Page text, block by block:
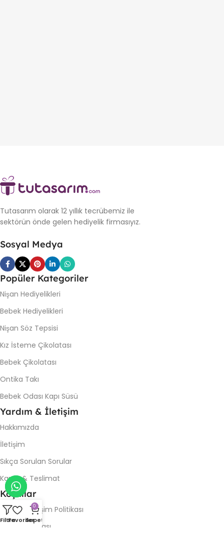
Tutasarım olarak 12 yıllık tecrübemiz ile
sektörün önde gelen hediyelik firmasıyız.
Sosyal Medya
Popüler Kategoriler
Nişan Hediyelikleri
Bebek Hediyelikleri
Nişan Söz Tepsisi
Kız İsteme Çikolatası
Bebek Çikolatası
Ontika Takı
Bebek Odası Kapı Süsü
Yardım & İletişim
Hakkımızda
İletişim
Sıkça Sorulan Sorular
Kargo & Teslimat
Koşullar
İade & Değişim Politikası
Gizlilik Politikası
FiltreFavoriler
0
Sepet